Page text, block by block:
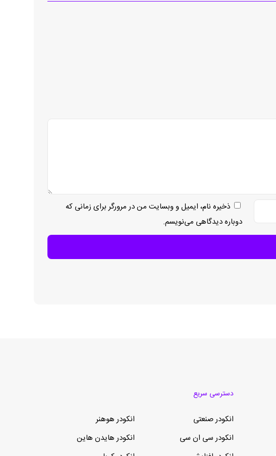
ذخیره نام، ایمیل و وبسایت من در مرورگر برای زمانی که
دوباره دیدگاهی می‌نویسم.
دسترسی سریع
انکودر صنعتی
انکودر سی ان سی
انکودر هوهنر
انکودر هایدن هاین